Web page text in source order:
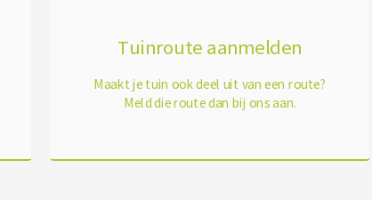
Tuinroute aanmelden
Maakt je tuin ook deel uit van een route?
Meld die route dan bij ons aan.